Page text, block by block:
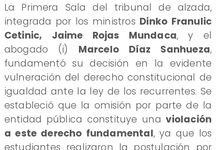
La Primera Sala del tribunal de alzada,
integrada por los ministros Dinko Franulic
Cetinic, Jaime Rojas Mundaca, y el
abogado (i) Marcelo Díaz Sanhueza,
fundamentó su decisión en la evidente
vulneración del derecho constitucional de
igualdad ante la ley de los recurrentes. Se
estableció que la omisión por parte de la
entidad pública constituye unaviolación
a este derecho fundamental, ya que los
estudiantes realizaron la postulación por